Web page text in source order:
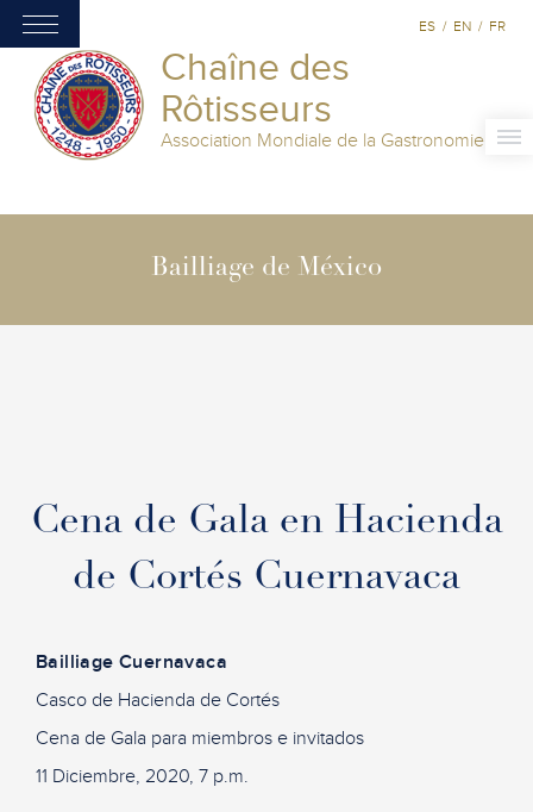
Chaîne des
Rôtisseurs
Association Mondiale de la Gastronomie
ES / EN / FR
Bailliage de México
Cena de Gala en Hacienda
de Cortés Cuernavaca
Bailliage Cuernavaca
Casco de Hacienda de Cortés
Cena de Gala para miembros e invitados
11 Diciembre, 2020, 7 p.m.